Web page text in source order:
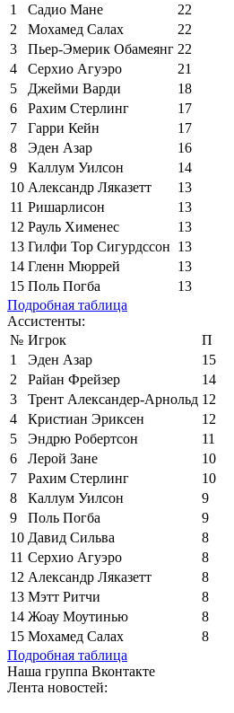
1
Садио Мане
22
2
Мохамед Салах
22
3
Пьер-Эмерик Обамеянг 22
4
Серхио Агуэро
21
5
Джейми Варди
18
6
Рахим Стерлинг
17
7
Гарри Кейн
17
8
Эден Азар
16
9
Каллум Уилсон
14
10 Александр Ляказетт
13
11 Ришарлисон
13
12 Рауль Хименес
13
13 Гилфи Тор Сигурдссон 13
14 Гленн Мюррей
13
15 Поль Погба
13
Подробная таблица
Ассистенты:
№ Игрок
П
1
Эден Азар
15
2
Райан Фрейзер
14
3
Трент Александер-Арнольд 12
4
Кристиан Эриксен
12
5
Эндрю Робертсон
11
6
Лерой Зане
10
7
Рахим Стерлинг
10
8
Каллум Уилсон
9
9
Поль Погба
9
10 Давид Сильва
8
11 Серхио Агуэро
8
12 Александр Ляказетт
8
13 Мэтт Ритчи
8
14 Жоау Моутинью
8
15 Мохамед Салах
8
Подробная таблица
Наша группа Вконтакте
Лента новостей: